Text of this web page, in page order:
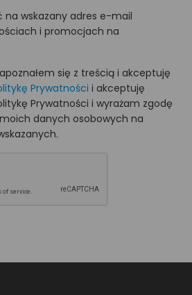
wskazany adres e-mail
i promocjach na
się z treścią i akceptuję
Prywatności i akceptuję
Prywatności i wyrażam zgodę
danych osobowych na